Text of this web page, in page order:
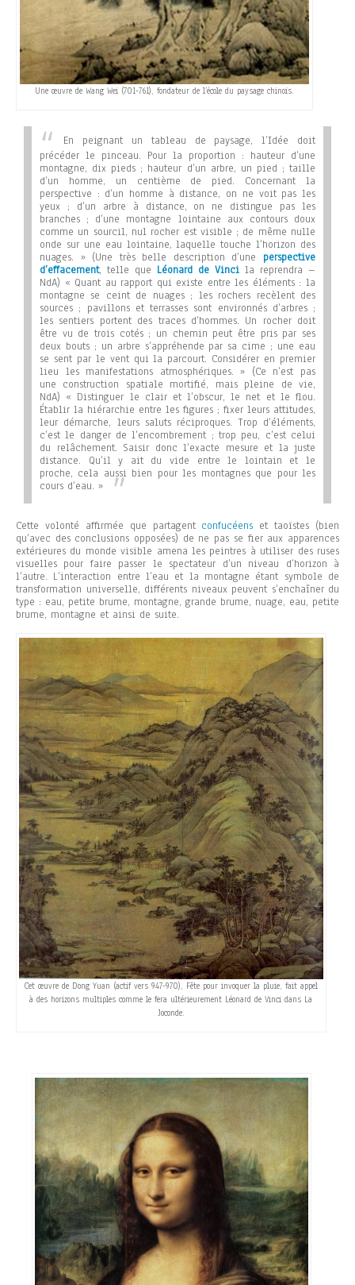
Une œuvre de Wang Wei (701-761), fondateur de l’école du paysage chinois.
En peignant un tableau de paysage, l’Idée doit
précéder le pinceau. Pour la proportion : hauteur d’une
montagne, dix pieds ; hauteur d’un arbre, un pied ; taille
d’un homme, un centième de pied. Concernant la
perspective : d’un homme à distance, on ne voit pas les
yeux ; d’un arbre à distance, on ne distingue pas les
branches ; d’une montagne lointaine aux contours doux
comme un sourcil, nul rocher est visible ; de même nulle
onde sur une eau lointaine, laquelle touche l’horizon des
nuages. »(Une très belle description d’une perspective
d’effacement, telle que Léonard de Vinci la reprendra –
NdA) « Quant au rapport qui existe entre les éléments : la
montagne se ceint de nuages ; les rochers recèlent des
sources ; pavillons et terrasses sont environnés d’arbres ;
les sentiers portent des traces d’hommes. Un rocher doit
être vu de trois cotés ; un chemin peut être pris par ses
deux bouts ; un arbre s’appréhende par sa cime ; une eau
se sent par le vent qui la parcourt. Considérer en premier
lieu les manifestations atmosphériques. » (Ce n’est pas
une construction spatiale mortifié, mais pleine de vie,
NdA) « Distinguer le clair et l’obscur, le net et le flou.
Établir la hiérarchie entre les figures ; fixer leurs attitudes,
leur démarche, leurs saluts réciproques. Trop d’éléments,
c’est le danger de l’encombrement ; trop peu, c’est celui
du relâchement. Saisir donc l’exacte mesure et la juste
distance. Qu’il y ait du vide entre le lointain et le
proche, cela aussi bien pour les montagnes que pour les
cours d’eau. »
Cette volonté affirmée que partagent confucéens et taoïstes (bien
qu’avec des conclusions opposées) de ne pas se fier aux apparences
extérieures du monde visible amena les peintres à utiliser des ruses
visuelles pour faire passer le spectateur d’un niveau d’horizon à
l’autre. L’interaction entre l’eau et la montagne étant symbole de
transformation universelle, différents niveaux peuvent s’enchaîner du
type : eau, petite brume, montagne, grande brume, nuage, eau, petite
brume, montagne et ainsi de suite.
Cet œuvre de Dong Yuan (actif vers 947-970), Fête pour invoquer la pluie, fait appel
à des horizons multiples comme le fera ultérieurement Léonard de Vinci dans La
Joconde.